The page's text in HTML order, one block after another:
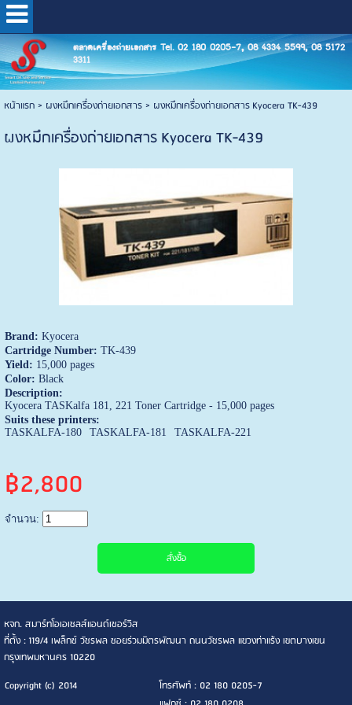
ตลาดเครื่องถ่ายเอกสาร Tel. 02 180 0205-7, 08 4334 5599, 08 5172
3311
หน้าแรก> ผงหมึกเครื่องถ่ายเอกสาร> ผงหมึกเครื่องถ่ายเอกสาร Kyocera TK-439
ผงหมึกเครื่องถ่ายเอกสาร Kyocera TK-439
Brand: Kyocera
Cartridge Number: TK-439
Yield: 15,000 pages
Color: Black
Description:
Kyocera TASKalfa 181, 221 Toner Cartridge - 15,000 pages
Suits these printers:
TASKALFA-180
TASKALFA-181 TASKALFA-221
฿2,800
จำนวน:
หจก. สมาร์ทโอเอเซลส์แอนด์เซอร์วิส
ที่ตั้ง : 119/4 เพล็กซ์ วัชรพล ซอยร่วมมิตรพัฒนา ถนนวัชรพล แขวงท่าแร้ง เขตบางเขน
กรุงเทพมหานคร 10220
Copyright (c) 2014
โทรศัพท์ : 02 180 0205-7